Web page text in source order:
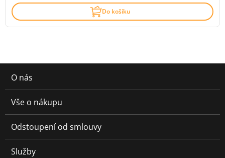
Do košíku
O nás
Vše o nákupu
Odstoupení od smlouvy
Služby